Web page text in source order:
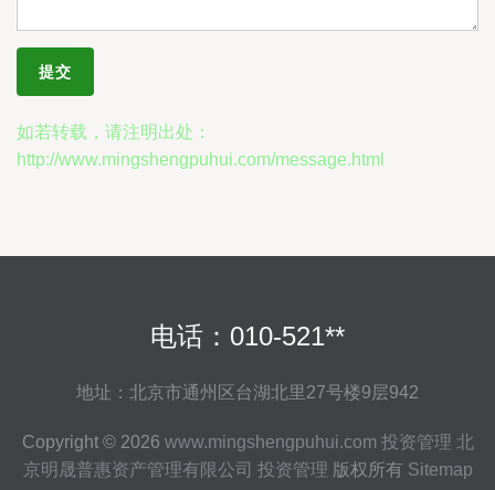
如若转载，请注明出处：
http://www.mingshengpuhui.com/message.html
电话：010-521**
地址：北京市通州区台湖北里27号楼9层942
Copyright © 2026 www.mingshengpuhui.com 投资管理 北
京明晟普惠资产管理有限公司 投资管理 版权所有 Sitemap